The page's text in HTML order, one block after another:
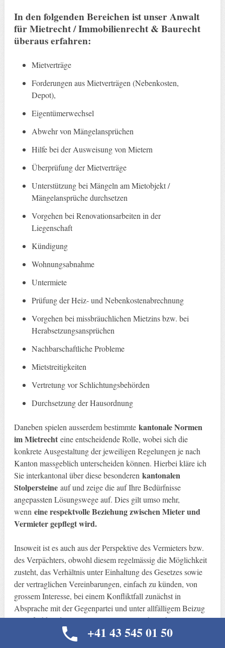
In den folgenden Bereichen ist unser Anwalt
für Mietrecht / Immobilienrecht & Baurecht
überaus erfahren:
Mietverträge
Forderungen aus Mietverträgen (Nebenkosten,
Depot),
Eigentümerwechsel
Abwehr von Mängelansprüchen
Hilfe bei der Ausweisung von Mietern
Überprüfung der Mietverträge
Unterstützung bei Mängeln am Mietobjekt /
Mängelansprüche durchsetzen
Vorgehen bei Renovationsarbeiten in der
Liegenschaft
Kündigung
Wohnungsabnahme
Untermiete
Prüfung der Heiz- und Nebenkostenabrechnung
Vorgehen bei missbräuchlichen Mietzins bzw. bei
Herabsetzungsansprüchen
Nachbarschaftliche Probleme
Mietstreitigkeiten
Vertretung vor Schlichtungsbehörden
Durchsetzung der Hausordnung
Daneben spielen ausserdem bestimmte kantonale Normen
im Mietrechteine entscheidende Rolle, wobei sich die
konkrete Ausgestaltung der jeweiligen Regelungen je nach
Kanton massgeblich unterscheiden können. Hierbei kläre ich
Sie interkantonal über diese besonderen kantonalen
Stolpersteineauf und zeige die auf Ihre Bedürfnisse
angepassten Lösungswege auf. Dies gilt umso mehr,
wenn eine respektvolle Beziehung zwischen Mieter und
Vermieter gepflegt wird.
Insoweit ist es auch aus der Perspektive des Vermieters bzw.
des Verpächters, obwohl diesem regelmässig die Möglichkeit
zusteht, das Verhältnis unter Einhaltung des Gesetzes sowie
der vertraglichen Vereinbarungen, einfach zu künden, von
grossem Interesse, bei einem Konfliktfall zunächst in
Absprache mit der Gegenpartei und unter allfälligem Beizug
eines fachkundigen Anwalts eine einvernehmliche Lösung zu
finden, um das Vertrauensverhältnis nicht unnötig zu
+41 43 545 01 50